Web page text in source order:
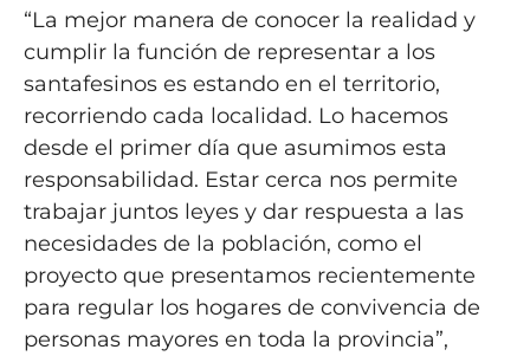
“La mejor manera de conocer la realidad y
cumplir la función de representar a los
santafesinos es estando en el territorio,
recorriendo cada localidad. Lo hacemos
desde el primer día que asumimos esta
responsabilidad. Estar cerca nos permite
trabajar juntos leyes y dar respuesta a las
necesidades de la población, como el
proyecto que presentamos recientemente
para regular los hogares de convivencia de
personas mayores en toda la provincia”,